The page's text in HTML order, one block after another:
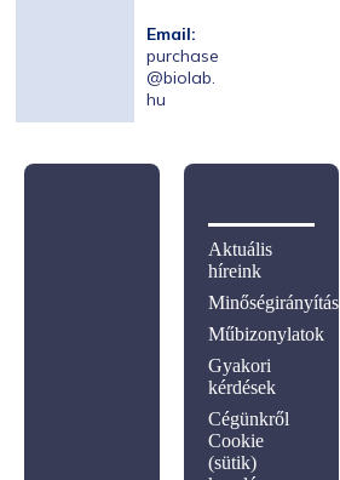
Email:
purchase
@biolab.
hu
Aktuális
híreink
Minőségirányítás
Műbizonylatok
Gyakori
kérdések
Cégünkről
Cookie
(sütik)